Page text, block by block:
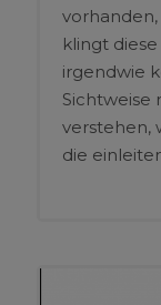
klingt
irgendwie
Sichtweise
verstehen,
die